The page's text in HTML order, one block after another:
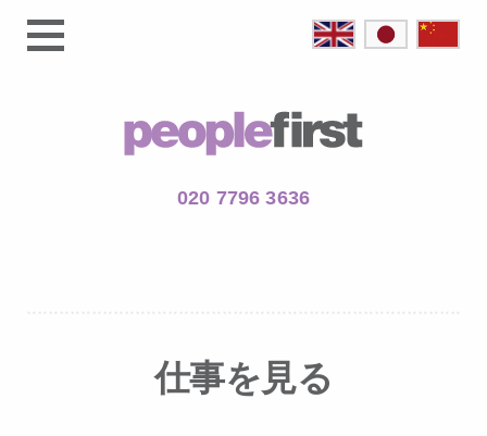
020 7796 3636
仕事を見る